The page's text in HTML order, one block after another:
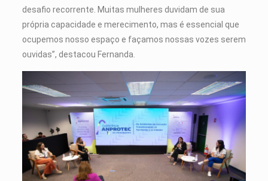
desafio recorrente. Muitas mulheres duvidam de sua
própria capacidade e merecimento, mas é essencial que
ocupemos nosso espaço e façamos nossas vozes serem
ouvidas”, destacou Fernanda.